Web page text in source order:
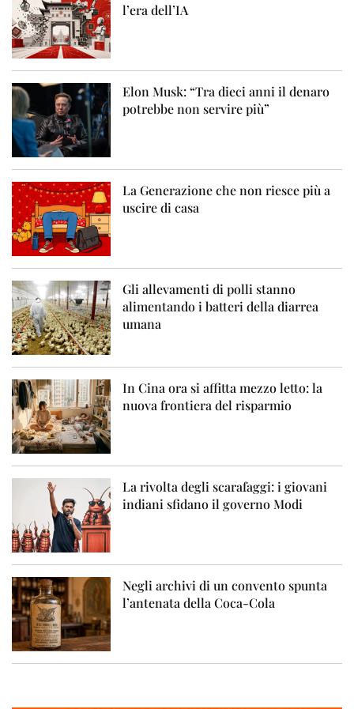
l’era dell’IA
Elon Musk: “Tra dieci anni il denaro
potrebbe non servire più”
La Generazione che non riesce più a
uscire di casa
Gli allevamenti di polli stanno
alimentando i batteri della diarrea
umana
In Cina ora si affitta mezzo letto: la
nuova frontiera del risparmio
La rivolta degli scarafaggi: i giovani
indiani sfidano il governo Modi
Negli archivi di un convento spunta
l’antenata della Coca-Cola